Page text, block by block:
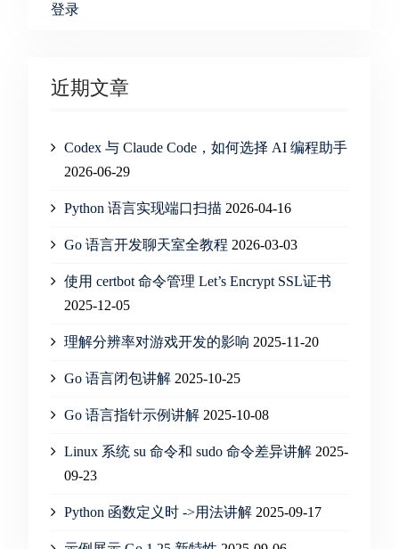
登录
近期文章
Codex 与 Claude Code，如何选择 AI 编程助手
2026-06-29
Python 语言实现端口扫描 2026-04-16
Go 语言开发聊天室全教程 2026-03-03
使用 certbot 命令管理 Let’s Encrypt SSL证书
2025-12-05
理解分辨率对游戏开发的影响 2025-11-20
Go 语言闭包讲解 2025-10-25
Go 语言指针示例讲解 2025-10-08
Linux 系统 su 命令和 sudo 命令差异讲解 2025-
09-23
Python 函数定义时 ->用法讲解 2025-09-17